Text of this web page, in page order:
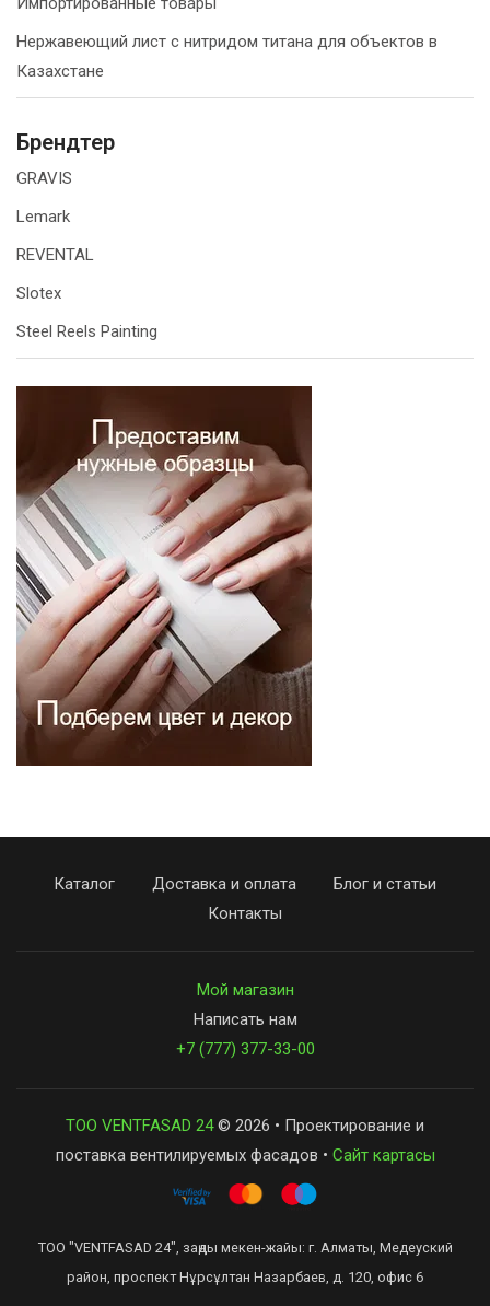
Нержавеющий лист с нитридом титана для объектов в
Казахстане
Брендтер
GRAVIS
Lemark
REVENTAL
Slotex
Steel Reels Painting
Каталог Доставка и оплата
Блог и статьи
Контакты
Мой магазин
Написать нам
+7 (777) 377-33-00
ТОО VENTFASAD 24© 2026 • Проектирование и
поставка вентилируемых фасадов • Сайт картасы
ТОО "VENTFASAD 24", заңды мекен-жайы: г. Алматы, Медеуский
район, проспект Нұрсұлтан Назарбаев, д. 120, офис 6